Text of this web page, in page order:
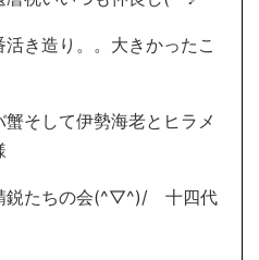
活き造り。。大きかったこ
そして伊勢海老とヒラメ
鋭たちの会(^▽^)/ 十四代